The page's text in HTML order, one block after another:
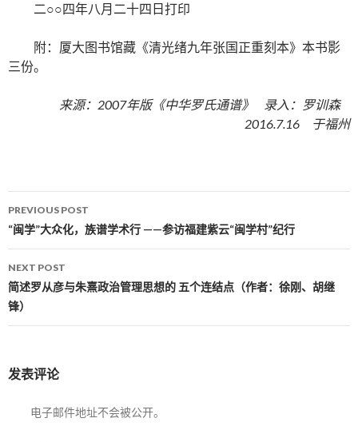
二○○四年八月二十四日打印
附：厦大图书馆藏《清光绪九年张国正重刻本》本书影
三份。
来源：2007年版《中华罗氏通谱》 录入：罗训森
2016.7.16 于福州
Post navigation
PREVIOUS POST
“闽学”大众化，族谱学术行 ——参访福建紫云“闽学村”纪行
NEXT POST
简述罗从彦与朱熹政治管理思想的 五个连结点（作者：徐刚、胡继
锋）
发表评论
电子邮件地址不会被公开。